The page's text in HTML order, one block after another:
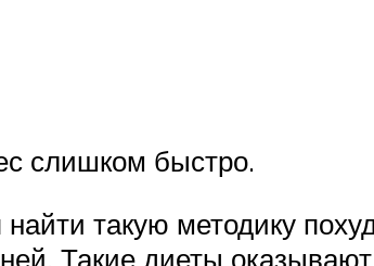
слишком быстро.
такую методику
Такие диеты